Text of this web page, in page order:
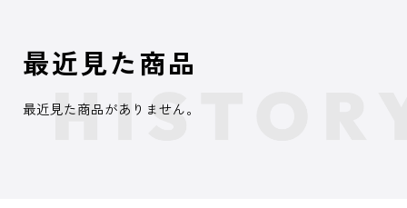
最近見た商品
最近見た商品がありません。